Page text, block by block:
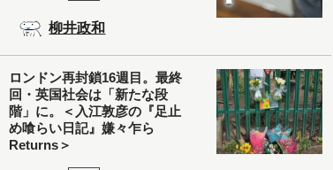
柳井政和
ロンドン再封鎖16週目。最終
回・英国社会は「新たな段
階」に。＜入江敦彦の『足止
め喰らい日記』嫌々乍ら
Returns＞